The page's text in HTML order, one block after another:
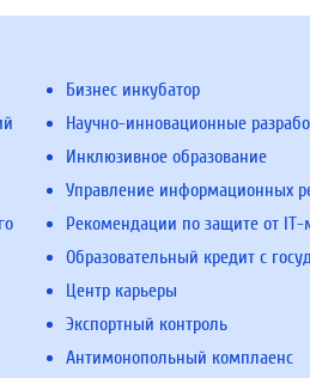
Бизнес инкубатор
Научно-инновационные
Инклюзивное образование
Управление информационных
Рекомендации по защите от
Образовательный кредит с
Центр карьеры
Экспортный контроль
Антимонопольный комплаенс